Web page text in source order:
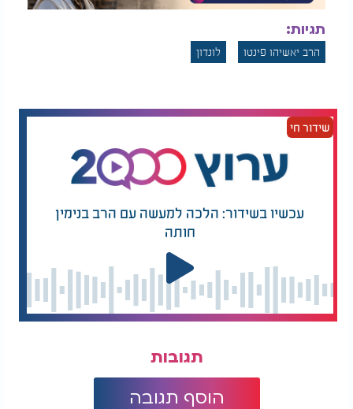
תגיות:
הרב יאשיהו פינטו לונדון
שידור חי
עכשיו בשידור: הלכה למעשה עם הרב בנימין
חותה
תגובות
הוסף תגובה